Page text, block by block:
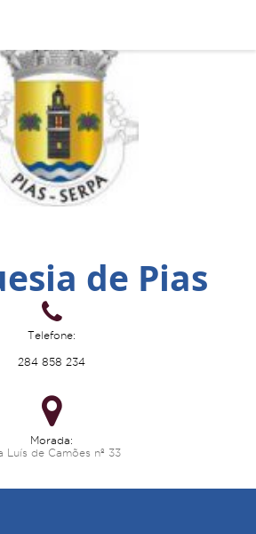
de Pias
Telefone:
284 858 234
Morada:
Luís de Camões nº 33